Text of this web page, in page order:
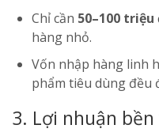
Chỉ cần 50–100 triệu
hàng nhỏ.
Vốn nhập hàng linh
phẩm tiêu dùng đều
3. Lợi nhuận